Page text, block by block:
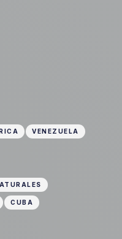
VENEZUELA
CUBA